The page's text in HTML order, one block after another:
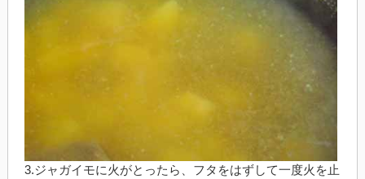
3.ジャガイモに火がとったら、フタをはずして一度火を止